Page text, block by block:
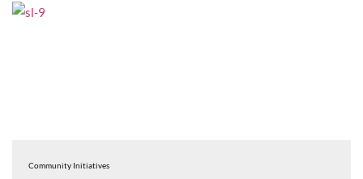
Community Initiatives